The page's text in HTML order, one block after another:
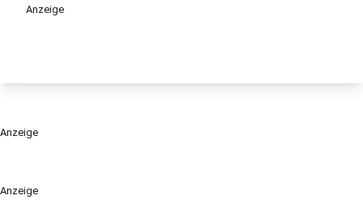
Anzeige
Anzeige
Anzeige